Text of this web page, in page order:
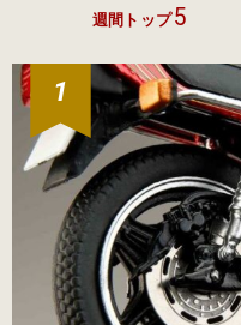
週間トップ5